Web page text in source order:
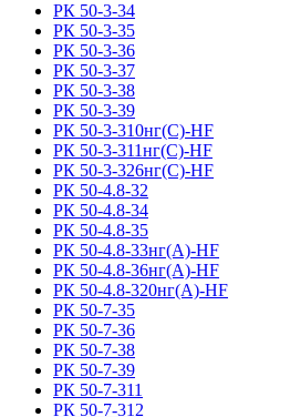
РК 50-3-34
РК 50-3-35
РК 50-3-36
РК 50-3-37
РК 50-3-38
РК 50-3-39
РК 50-3-310нг(С)-HF
РК 50-3-311нг(С)-HF
РК 50-3-326нг(С)-HF
РК 50-4.8-32
РК 50-4.8-34
РК 50-4.8-35
РК 50-4.8-33нг(A)-HF
РК 50-4.8-36нг(A)-HF
РК 50-4.8-320нг(A)-HF
РК 50-7-35
РК 50-7-36
РК 50-7-38
РК 50-7-39
РК 50-7-311
РК 50-7-312